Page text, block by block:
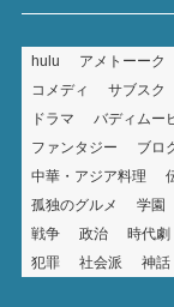
hulu アメトーーク
コメディ
サブスク
ドラマ
バディムー
ファンタジー
ブロ
中華・アジア料理
孤独のグルメ
学園
戦争
政治 時代劇
犯罪
社会派 神話